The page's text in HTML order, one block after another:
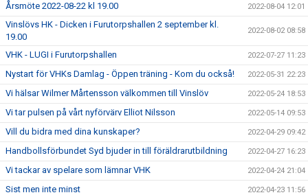
Årsmöte 2022-08-22 kl 19.00 2022-08-04 12:01
Vinslövs HK - Dicken i Furutorpshallen 2 september kl.
19.00
2022-08-02 08:58
VHK - LUGI i Furutorpshallen 2022-07-27 11:23
Nystart för VHKs Damlag - Öppen träning - Kom du också! 2022-05-31 22:23
Vi hälsar Wilmer Mårtensson välkommen till Vinslöv 2022-05-24 18:53
Vi tar pulsen på vårt nyförvärv Elliot Nilsson 2022-05-14 09:53
Vill du bidra med dina kunskaper? 2022-04-29 09:42
Handbollsförbundet Syd bjuder in till föräldrarutbildning 2022-04-27 16:23
Vi tackar av spelare som lämnar VHK 2022-04-24 21:04
Sist men inte minst 2022-04-23 11:56